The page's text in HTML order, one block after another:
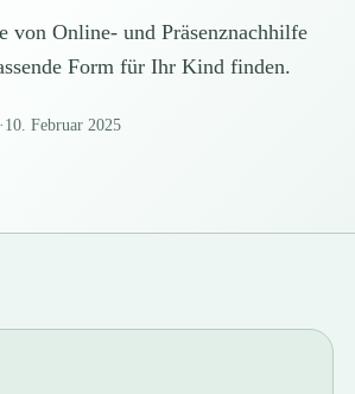
von Online- und Präsenznachhilfe
Form für Ihr Kind finden.
· 10. Februar 2025